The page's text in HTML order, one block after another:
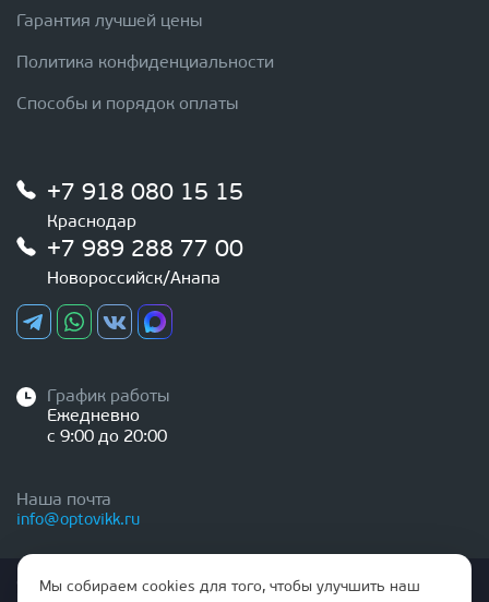
Гарантия лучшей цены
Политика конфиденциальности
Способы и порядок оплаты
+7 918 080 15 15
Краснодар
+7 989 288 77 00
Новороссийск/Анапа
График работы
Ежедневно
с 9:00 до 20:00
Наша почта
info@optovikk.ru
Стоимость товаров и услуг, указанная на сайте,
НЕ ЯВЛЯЕТСЯ ПУБЛИЧНОЙ ОФЕРТОЙ
Мы собираем cookies для того, чтобы улучшить наш